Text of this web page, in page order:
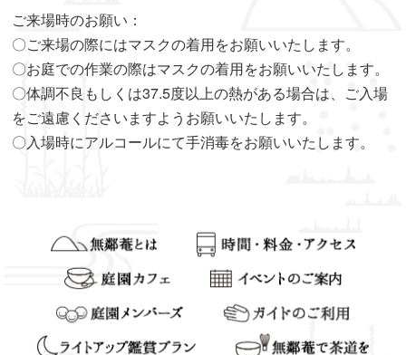
ご来場時のお願い：
〇ご来場の際にはマスクの着用をお願いいたします。
〇お庭での作業の際はマスクの着用をお願いいたします。
〇体調不良もしくは37.5度以上の熱がある場合は、ご入場
をご遠慮くださいますようお願いいたします。
〇入場時にアルコールにて手消毒をお願いいたします。